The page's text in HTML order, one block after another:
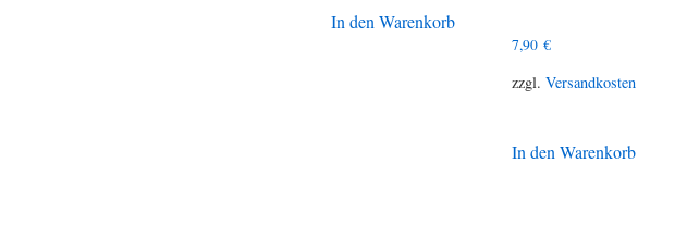
In den Warenkorb
7,90 €
zzgl. Versandkosten
In den Warenkorb